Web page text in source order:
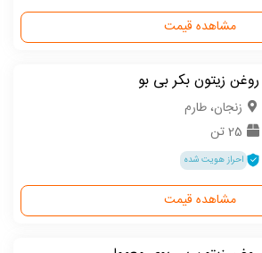
مشاهده قیمت
روغن زیتون بکر بی بو
زنجان، طارم
25 تن
احراز هویت شده
مشاهده قیمت